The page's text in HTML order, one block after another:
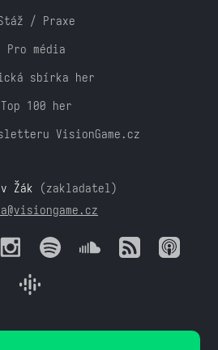
/ Praxe
Pro média
sbírka her
Top 100 her
VisionGame.cz
Žák (zakladatel)